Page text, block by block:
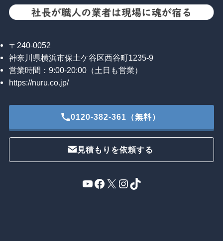
〒240-0052
神奈川県横浜市保土ケ谷区西谷町1235-9
営業時間：9:00-20:00（土日も営業）
https://nuru.co.jp/
0120-382-361（無料）
見積もりを依頼する
YouTube
Facebook
X Instagram
TikTok